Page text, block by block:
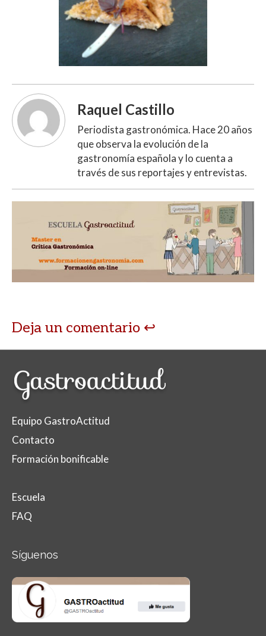
Raquel Castillo
Periodista gastronómica. Hace 20 años
que observa la evolución de la
gastronomía española y lo cuenta a
través de sus reportajes y entrevistas.
Deja un comentario
Equipo GastroActitud
Contacto
Formación bonificable
Escuela
FAQ
Síguenos